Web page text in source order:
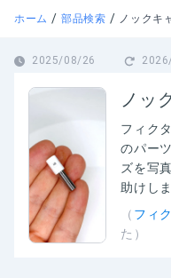
ホーム / 部品検索 / ノックキ
2025/08/26
ノッ
フィク
のパー
ズを写
助けしま
（ フィ
た）